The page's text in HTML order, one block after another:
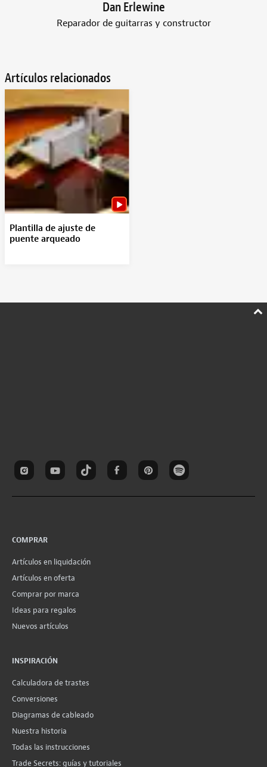
Dan Erlewine
Reparador de guitarras y constructor
Artículos relacionados
Plantilla de ajuste de
puente arqueado
COMPRAR
Artículos en liquidación
Artículos en oferta
Comprar por marca
Ideas para regalos
Nuevos artículos
INSPIRACIÓN
Calculadora de trastes
Conversiones
Diagramas de cableado
Nuestra historia
Todas las instrucciones
Trade Secrets: guías y tutoriales